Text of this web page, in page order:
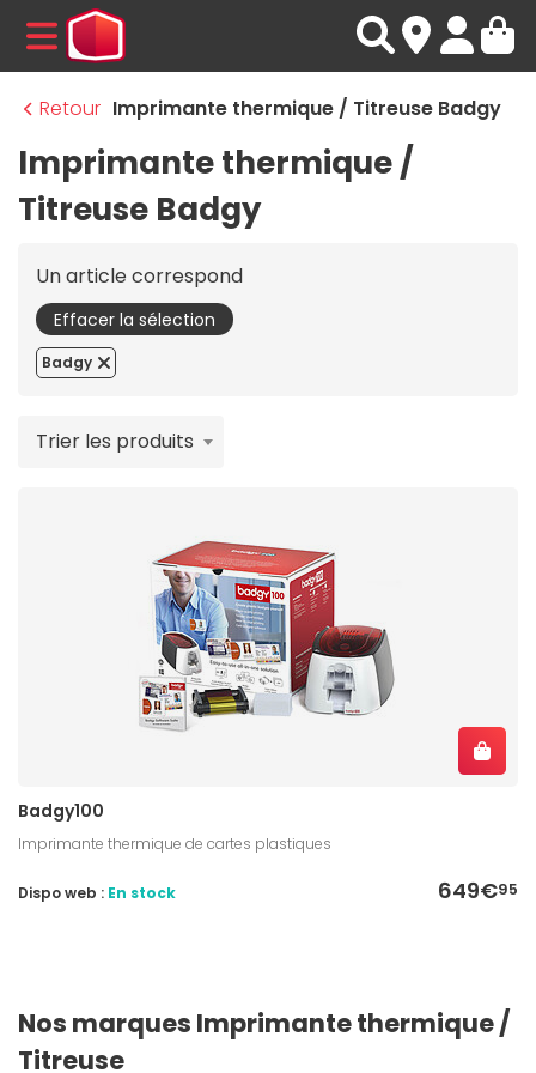
MENU
Retour Imprimante thermique / Titreuse Badgy
Imprimante thermique /
Titreuse Badgy
Un article correspond
Effacer la sélection
Badgy
Trier les produits
Badgy100
Imprimante thermique de cartes plastiques
649€95
Dispo web : En stock
Nos marques Imprimante thermique /
Titreuse